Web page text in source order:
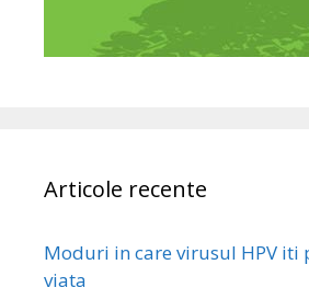
Articole recente
Moduri in care virusul HPV iti
viata